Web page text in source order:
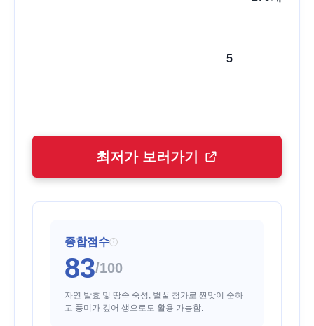
5
최저가 보러가기
종합점수 i
83/100
자연 발효 및 땅속 숙성, 벌꿀 첨가로 짠맛이 순하
고 풍미가 깊어 생으로도 활용 가능함.